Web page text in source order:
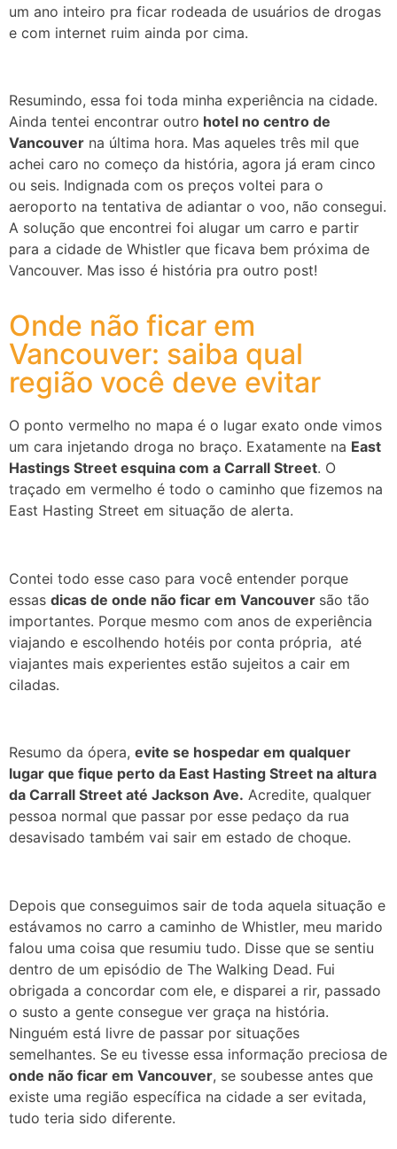
um ano inteiro pra ficar rodeada de usuários de drogas
e com internet ruim ainda por cima.
Resumindo, essa foi toda minha experiência na cidade.
Ainda tentei encontrar outro hotel no centro de
Vancouver na última hora. Mas aqueles três mil que
achei caro no começo da história, agora já eram cinco
ou seis. Indignada com os preços voltei para o
aeroporto na tentativa de adiantar o voo, não consegui.
A solução que encontrei foi alugar um carro e partir
para a cidade de Whistler que ficava bem próxima de
Vancouver. Mas isso é história pra outro post!
Onde não ficar em
Vancouver: saiba qual
região você deve evitar
O ponto vermelho no mapa é o lugar exato onde vimos
um cara injetando droga no braço. Exatamente na East
Hastings Street esquina com a Carrall Street. O
traçado em vermelho é todo o caminho que fizemos na
East Hasting Street em situação de alerta.
Contei todo esse caso para você entender porque
essas dicas de onde não ficar em Vancouver são tão
importantes. Porque mesmo com anos de experiência
viajando e escolhendo hotéis por conta própria, até
viajantes mais experientes estão sujeitos a cair em
ciladas.
Resumo da ópera, evite se hospedar em qualquer
lugar que fique perto da East Hasting Street na altura
da Carrall Street até Jackson Ave. Acredite, qualquer
pessoa normal que passar por esse pedaço da rua
desavisado também vai sair em estado de choque.
Depois que conseguimos sair de toda aquela situação e
estávamos no carro a caminho de Whistler, meu marido
falou uma coisa que resumiu tudo. Disse que se sentiu
dentro de um episódio de The Walking Dead. Fui
obrigada a concordar com ele, e disparei a rir, passado
o susto a gente consegue ver graça na história.
Ninguém está livre de passar por situações
semelhantes. Se eu tivesse essa informação preciosa de
onde não ficar em Vancouver, se soubesse antes que
existe uma região específica na cidade a ser evitada,
tudo teria sido diferente.